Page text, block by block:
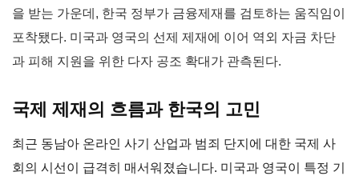
을 받는 가운데, 한국 정부가 금융제재를 검토하는 움직임이
포착됐다. 미국과 영국의 선제 제재에 이어 역외 자금 차단
과 피해 지원을 위한 다자 공조 확대가 관측된다.
국제 제재의 흐름과 한국의 고민
최근 동남아 온라인 사기 산업과 범죄 단지에 대한 국제 사
회의 시선이 급격히 매서워졌습니다. 미국과 영국이 특정 기